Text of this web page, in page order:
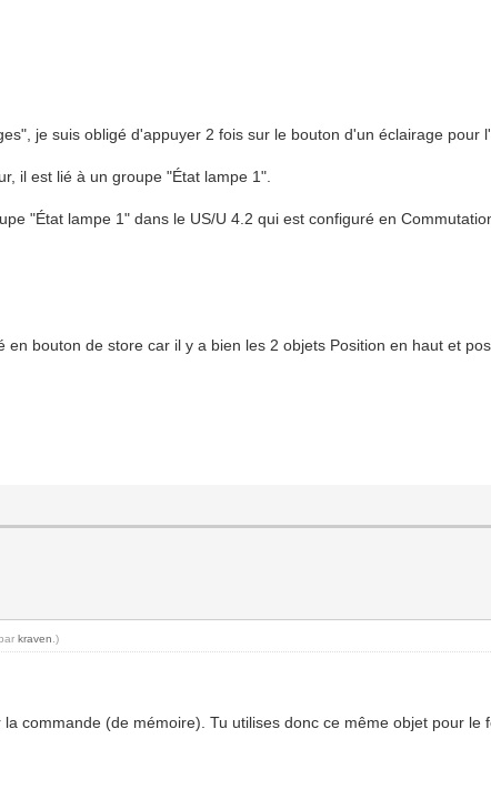
je suis obligé d'appuyer 2 fois sur le bouton d'un éclairage pour
il est lié à un groupe "État lampe 1".
"État lampe 1" dans le US/U 4.2 qui est configuré en
bouton de store car il y a bien les 2 objets Position en haut et
kraven .)
commande (de mémoire). Tu utilises donc ce même objet pour